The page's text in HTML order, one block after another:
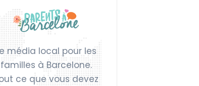
média local pour les
familles à Barcelone.
ce que vous devez